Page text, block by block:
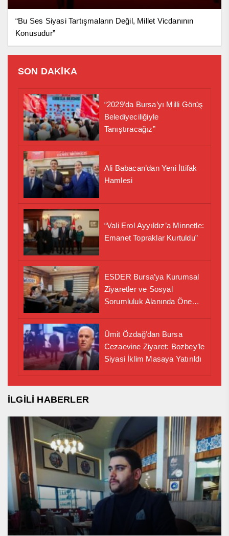
“Bu Ses Siyasi Tartışmaların Değil, Millet Vicdanının
Konusudur”
SON DAKİKA
“2029’da Bursa’yı Milli Görüş
Belediyeciliğiyle
Tanıştıracağız”
Ali Babacan’dan Yeni İttifak
Hamlesi
“Vali Erol Ayyıldız’a Minnetle:
Emanet Topraklar Kurtuldu”
ESDER Bursa’ya Kurumsal
Ziyaretler ve Sosyal
Sorumluluk Alanında Önemli
Ümit Özdağ’dan Bursa
Cezaevine Ziyaret: Bozbey’le
Siyasi İklim Masaya Yatırıldı
İLGİLİ HABERLER